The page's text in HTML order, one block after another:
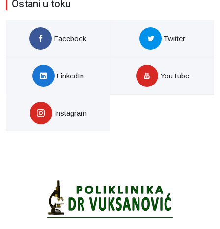
Ostani u toku
Facebook Twitter
LinkedIn YouTube
Instagram